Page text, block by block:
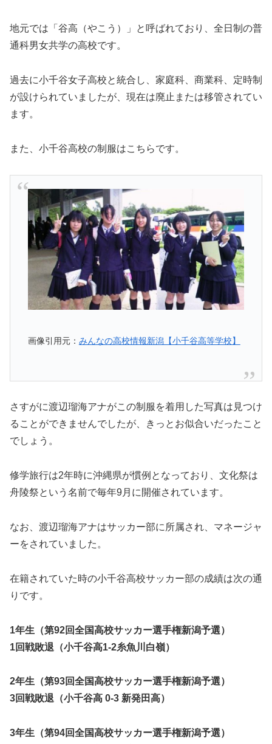
地元では「谷高（やこう）」と呼ばれており、全日制の普
通科男女共学の高校です。
過去に小千谷女子高校と統合し、家庭科、商業科、定時制
が設けられていましたが、現在は廃止または移管されてい
ます。
また、小千谷高校の制服はこちらです。
画像引用元： みんなの高校情報新潟【小千谷高等学校】
さすがに渡辺瑠海アナがこの制服を着用した写真は見つけ
ることができませんでしたが、きっとお似合いだったこと
でしょう。
修学旅行は2年時に沖縄県が慣例となっており、文化祭は
舟陵祭という名前で毎年9月に開催されています。
なお、渡辺瑠海アナはサッカー部に所属され、マネージャ
ーをされていました。
在籍されていた時の小千谷高校サッカー部の成績は次の通
りです。
1年生（第92回全国高校サッカー選手権新潟予選）
1回戦敗退（小千谷高1-2糸魚川白嶺）
2年生（第93回全国高校サッカー選手権新潟予選）
3回戦敗退（小千谷高 0-3 新発田高）
3年生（第94回全国高校サッカー選手権新潟予選）